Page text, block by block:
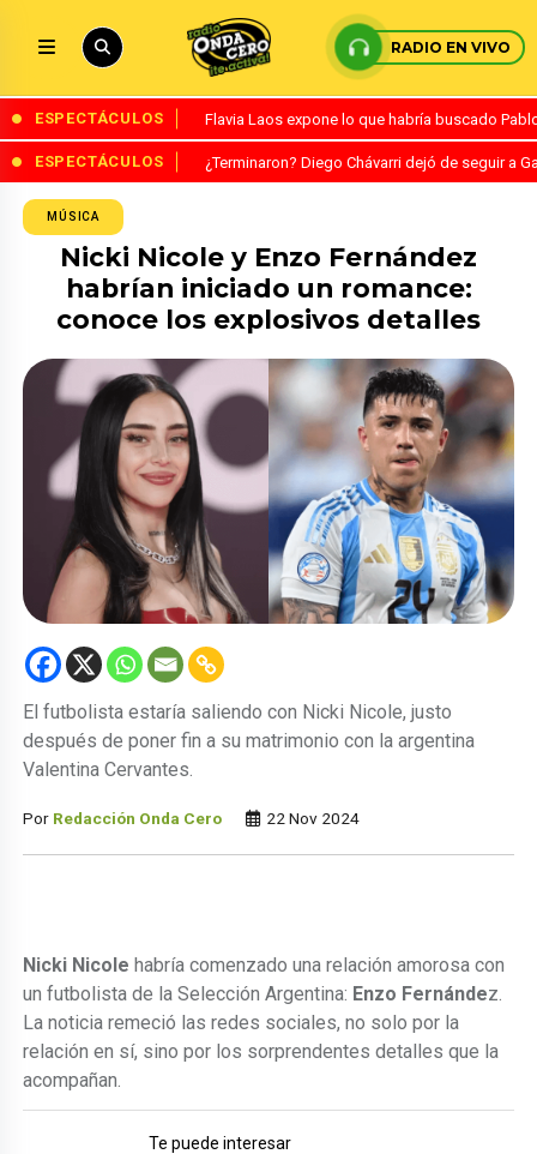
RADIO EN VIVO
ESPECTÁCULOS Flavia Laos expone lo que habría buscado
ESPECTÁCULOS ¿Terminaron? Diego Chávarri dejó de seguir a
MÚSICA
Nicki Nicole y Enzo Fernández
habrían iniciado un romance:
conoce los explosivos detalles
El futbolista estaría saliendo con Nicki Nicole, justo
después de poner fin a su matrimonio con la argentina
Valentina Cervantes.
Por Redacción Onda Cero 22 Nov 2024
Nicki Nicole habría comenzado una relación amorosa con
un futbolista de la Selección Argentina: Enzo Fernández.
La noticia remeció las redes sociales, no solo por la
relación en sí, sino por los sorprendentes detalles que la
acompañan.
Te puede interesar